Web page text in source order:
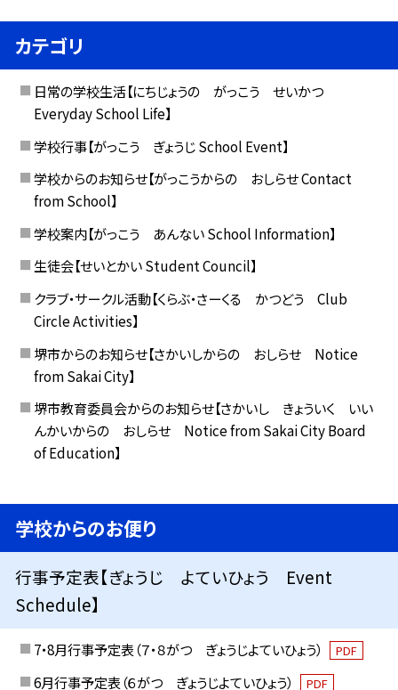
カテゴリ
日常の学校生活【にちじょうの がっこう せいかつ
Everyday School Life】
学校行事【がっこう ぎょうじ School Event】
学校からのお知らせ【がっこうからの おしらせ Contact
from School】
学校案内【がっこう あんない School Information】
生徒会【せいとかい Student Council】
クラブ・サークル活動【くらぶ・さーくる かつどう Club
Circle Activities】
堺市からのお知らせ【さかいしからの おしらせ Notice
from Sakai City】
堺市教育委員会からのお知らせ【さかいし きょういく いい
んかいからの おしらせ Notice from Sakai City Board
of Education】
学校からのお便り
行事予定表【ぎょうじ よていひょう Event
Schedule】
7・8月行事予定表（７・８がつ ぎょうじよていひょう） PDF
6月行事予定表（６がつ ぎょうじよていひょう） PDF